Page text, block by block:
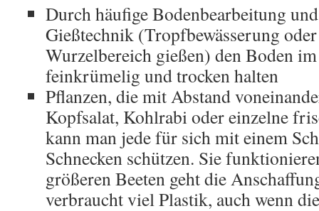
Durch häufige Bodenbearbeitung
Gießtechnik (Tropfbewässerung
Wurzelbereich gießen) den Boden
feinkrümelig und trocken halten
Pflanzen, die mit Abstand
Kopfsalat, Kohlrabi oder einzelne
kann man jede für sich mit einem
Schnecken schützen. Sie
größeren Beeten geht die
verbraucht viel Plastik, auch wenn